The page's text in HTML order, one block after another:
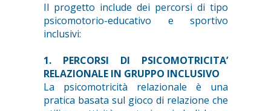
Il progetto include dei percorsi di tipo
psicomotorio-educativo e sportivo
inclusivi:
1. PERCORSI DI PSICOMOTRICITA’
RELAZIONALE IN GRUPPO INCLUSIVO
La psicomotricità relazionale è una
pratica basata sul gioco di relazione che